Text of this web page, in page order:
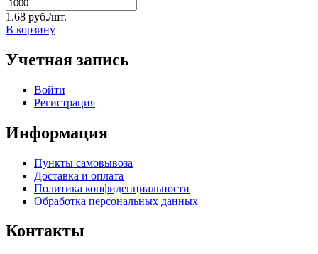
1.68 руб./шт.
В корзину
Учетная запись
Войти
Регистрация
Информация
Пункты самовывоза
Доставка и оплата
Политика конфиденциальности
Обработка персональных данных
Контакты